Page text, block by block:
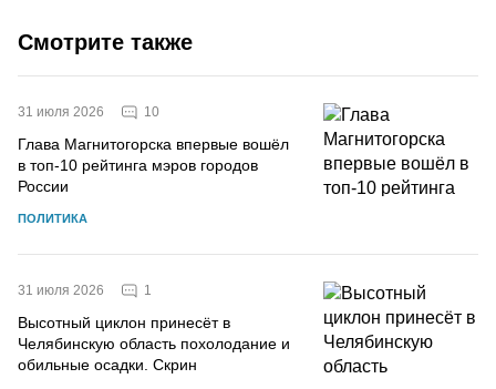
Смотрите также
31 июля 2026 10
Глава Магнитогорска впервые вошёл
в топ-10 рейтинга мэров городов
России
ПОЛИТИКА
31 июля 2026 1
Высотный циклон принесёт в
Челябинскую область похолодание и
обильные осадки. Скрин